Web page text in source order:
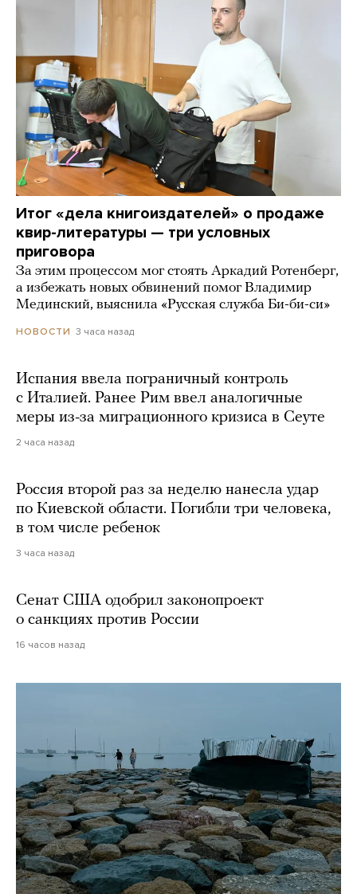
Итог «дела книгоиздателей» о продаже
квир-литературы — три условных
приговора
За этим процессом мог стоять Аркадий Ротенберг,
а избежать новых обвинений помог Владимир
Мединский, выяснила «Русская служба Би-би-си»
НОВОСТИ 3 часа назад
Испания ввела пограничный контроль
с Италией. Ранее Рим ввел аналогичные
меры из-за миграционного кризиса в Сеуте
2 часа назад
Россия второй раз за неделю нанесла удар
по Киевской области. Погибли три человека,
в том числе ребенок
3 часа назад
Сенат США одобрил законопроект
о санкциях против России
16 часов назад